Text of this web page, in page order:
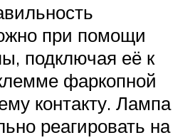
при помощи
подключая её к
фаркопной
контакту. Лампа
реагировать на